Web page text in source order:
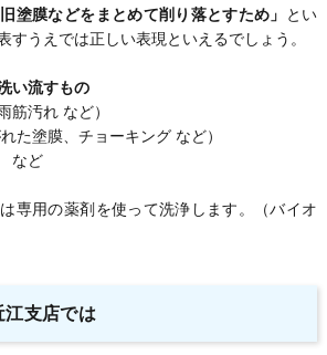
旧塗膜などをまとめて削り落とすため」
とい
すうえでは正しい表現といえるでしょう。
い流すもの
筋汚れ など）
た塗膜、チョーキング など）
ど
専用の薬剤を使って洗浄します。（バイオ
江支店では